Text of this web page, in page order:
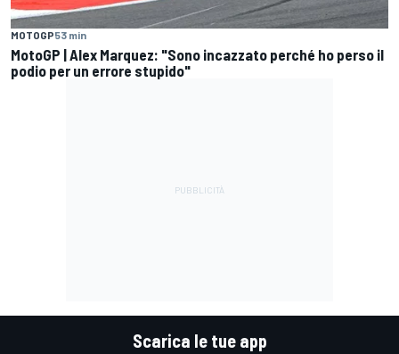
MOTOGP53 min
MotoGP | Alex Marquez: "Sono incazzato perché ho perso il
podio per un errore stupido"
Scarica le tue app